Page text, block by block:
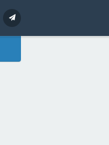
Twitter